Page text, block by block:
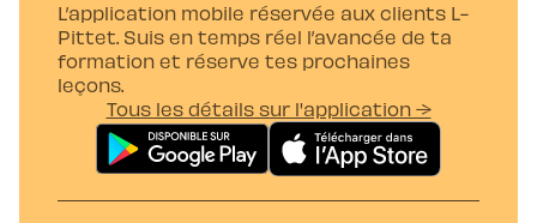
L’application mobile réservée aux clients L-
Pittet. Suis en temps réel l’avancée de ta
formation et réserve tes prochaines
leçons.
Tous les détails sur l'application →